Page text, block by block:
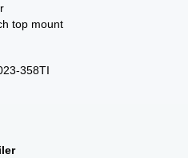
top mount
358TI